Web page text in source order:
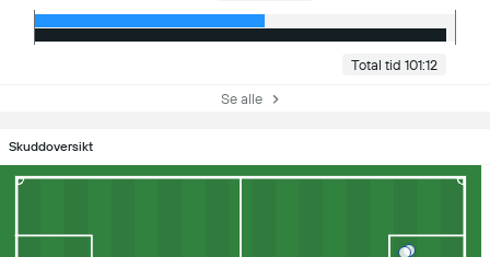
Total tid 101:12
Se alle
Skuddoversikt